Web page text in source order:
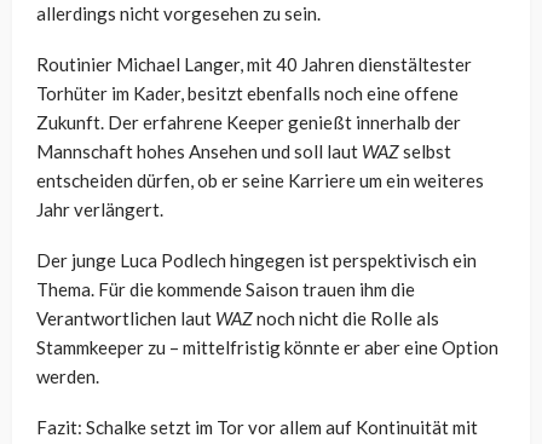
allerdings nicht vorgesehen zu sein.
Routinier Michael Langer, mit 40 Jahren dienstältester
Torhüter im Kader, besitzt ebenfalls noch eine offene
Zukunft. Der erfahrene Keeper genießt innerhalb der
Mannschaft hohes Ansehen und soll laut WAZselbst
entscheiden dürfen, ob er seine Karriere um ein weiteres
Jahr verlängert.
Der junge Luca Podlech hingegen ist perspektivisch ein
Thema. Für die kommende Saison trauen ihm die
Verantwortlichen laut WAZnoch nicht die Rolle als
Stammkeeper zu – mittelfristig könnte er aber eine Option
werden.
Fazit: Schalke setzt im Tor vor allem auf Kontinuität mit